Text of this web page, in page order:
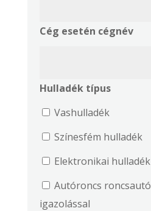
Cég esetén cégnév
Hulladék típus
Vashulladék
Színesfém hulladék
Elektronikai hulladék
Autóroncs roncsautó átvétel
igazolással